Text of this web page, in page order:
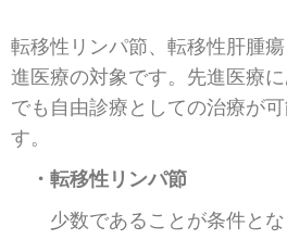
転移性リンパ節、転移性肝腫
進医療の対象です。先進医療
でも自由診療としての治療が
す。
・転移性リンパ節
少数であることが条件とな